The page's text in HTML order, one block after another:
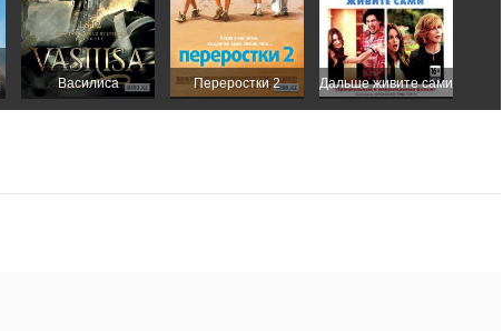
Василиса Переростки 2 Дальше живите сами